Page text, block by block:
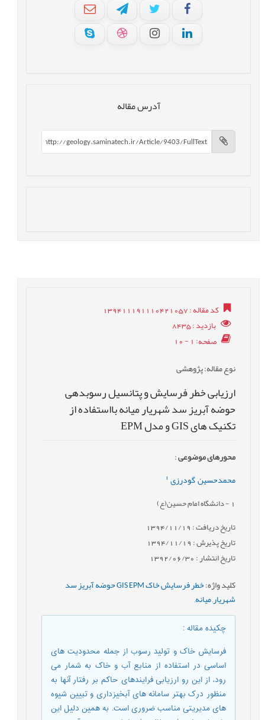
آدرس مقاله
کد مقاله: 139411191110421057
بازدید: 8435
صفحه: 1 - 10
نوع مقاله: پژوهشی
ارزیابی خطر فرسایش و پتانسیل رسوبدهی
حوضه آبریز سد شهریار میانه بااستفاده از
تکنیک های GIS و مدل EPM
محورهای موضوعی:
محمدحسین ‏ گودرزی
- دانشگاه امام حسین(ع)
تاریخ دریافت : 1394/11/19
تاریخ پذیرش : 1394/11/19
تاریخ انتشار : 1392/06/30
کلید واژه:
خطر فرسایش خاک GIS EPM حوضه آبریز سد
شهریار,میانه,
چکیده مقاله:
فرسایش خاک و تولید رسوب از جمله محدودیت های
اساسی در استفاده از منابع آب و خاک به شمار می
رود، از این رو ارزیابی فرایندهای حاکم بر رفتار آنها به
منظور درک بهتر سامانه های آبخیزداری و تبیین شیوه
های مدیریتی مناسب ضروری است. به همین دلیل این